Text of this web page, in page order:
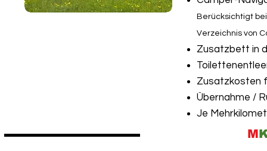
Berücksichtigt
Verzeichnis von
Zusatzbett in
Zusatzkosten
Übernahme /
Je
M